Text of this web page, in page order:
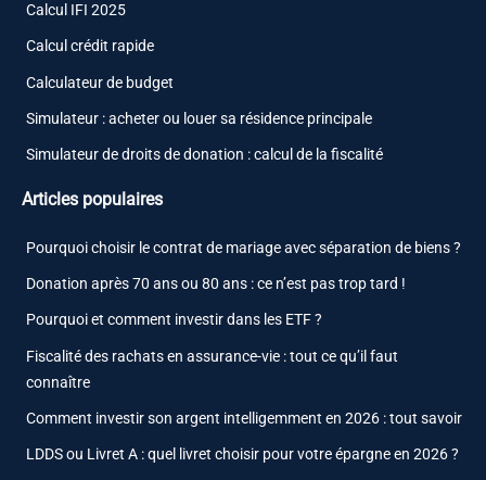
Calcul IFI 2025
Calcul crédit rapide
Calculateur de budget
Simulateur : acheter ou louer sa résidence principale
Simulateur de droits de donation : calcul de la fiscalité
Articles populaires
Pourquoi choisir le contrat de mariage avec séparation de biens ?
Donation après 70 ans ou 80 ans : ce n’est pas trop tard !
Pourquoi et comment investir dans les ETF ?
Fiscalité des rachats en assurance-vie : tout ce qu’il faut
connaître
Comment investir son argent intelligemment en 2026 : tout savoir
LDDS ou Livret A : quel livret choisir pour votre épargne en 2026 ?